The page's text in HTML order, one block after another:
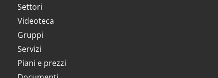
Settori
Videoteca
Gruppi
Servizi
Piani e prezzi